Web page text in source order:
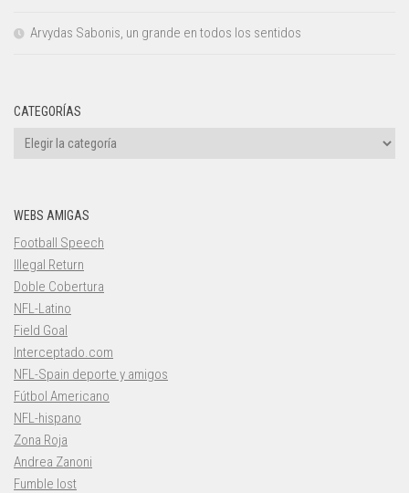
Arvydas Sabonis, un grande en todos los sentidos
CATEGORÍAS
Categorías
WEBS AMIGAS
Football Speech
Illegal Return
Doble Cobertura
NFL-Latino
Field Goal
Interceptado.com
NFL-Spain deporte y amigos
Fútbol Americano
NFL-hispano
Zona Roja
Andrea Zanoni
Fumble lost